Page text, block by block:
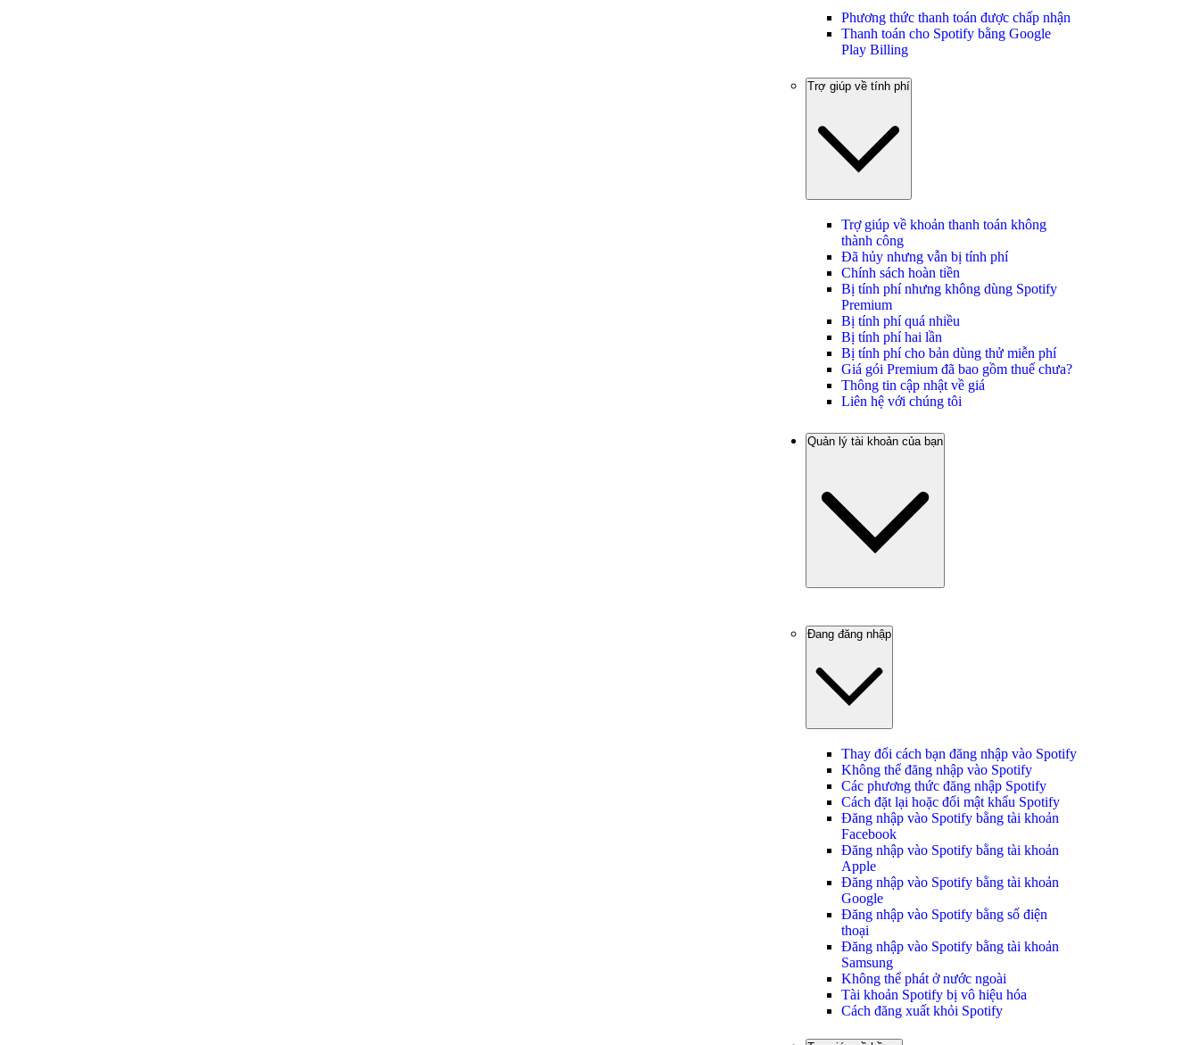
Phương thức thanh toán được chấp nhận
Thanh toán cho Spotify bằng Google
Play Billing
Trợ giúp về tính phí
Trợ giúp về khoản thanh toán không
thành công
Đã hủy nhưng vẫn bị tính phí
Chính sách hoàn tiền
Bị tính phí nhưng không dùng Spotify
Premium
Bị tính phí quá nhiều
Bị tính phí hai lần
Bị tính phí cho bản dùng thử miễn phí
Giá gói Premium đã bao gồm thuế chưa?
Thông tin cập nhật về giá
Liên hệ với chúng tôi
Quản lý tài khoản của bạn
Đang đăng nhập
Thay đổi cách bạn đăng nhập vào Spotify
Không thể đăng nhập vào Spotify
Các phương thức đăng nhập Spotify
Cách đặt lại hoặc đổi mật khẩu Spotify
Đăng nhập vào Spotify bằng tài khoản
Facebook
Đăng nhập vào Spotify bằng tài khoản
Apple
Đăng nhập vào Spotify bằng tài khoản
Google
Đăng nhập vào Spotify bằng số điện
thoại
Đăng nhập vào Spotify bằng tài khoản
Samsung
Không thể phát ở nước ngoài
Tài khoản Spotify bị vô hiệu hóa
Cách đăng xuất khỏi Spotify